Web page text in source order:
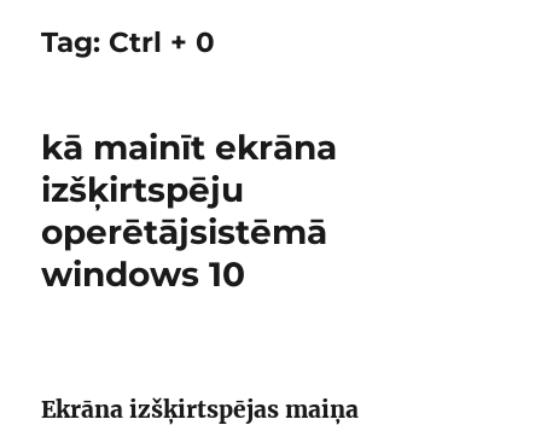
Tag: Ctrl + 0
kā mainīt ekrāna
izšķirtspēju
operētājsistēmā
windows 10
Ekrāna izšķirtspējas maiņa